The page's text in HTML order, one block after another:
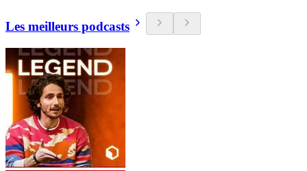
Les meilleurs podcasts